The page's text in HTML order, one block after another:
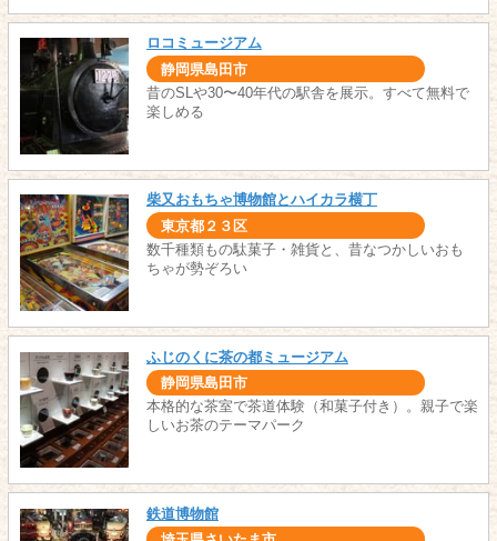
ロコミュージアム
静岡県島田市
昔のSLや30〜40年代の駅舎を展示。すべて無料で
楽しめる
柴又おもちゃ博物館とハイカラ横丁
東京都２３区
数千種類もの駄菓子・雑貨と、昔なつかしいおも
ちゃが勢ぞろい
ふじのくに茶の都ミュージアム
静岡県島田市
本格的な茶室で茶道体験（和菓子付き）。親子で楽
しいお茶のテーマパーク
鉄道博物館